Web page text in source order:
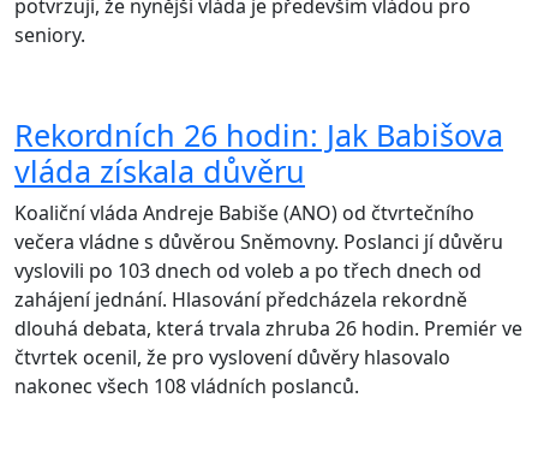
potvrzují, že nynější vláda je především vládou pro
seniory.
Rekordních 26 hodin: Jak Babišova
vláda získala důvěru
Koaliční vláda Andreje Babiše (ANO) od čtvrtečního
večera vládne s důvěrou Sněmovny. Poslanci jí důvěru
vyslovili po 103 dnech od voleb a po třech dnech od
zahájení jednání. Hlasování předcházela rekordně
dlouhá debata, která trvala zhruba 26 hodin. Premiér ve
čtvrtek ocenil, že pro vyslovení důvěry hlasovalo
nakonec všech 108 vládních poslanců.